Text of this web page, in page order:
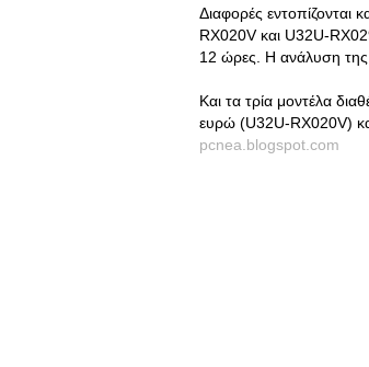
Διαφορές εντοπίζονται
RX020V και U32U-
12 ώρες. Η ανάλυση της
Και τα τρία μοντέλα
ευρώ (U32U-RX020V)
pcnea.blogspot.com